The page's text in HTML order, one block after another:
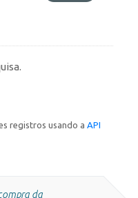
registros usando a API
da